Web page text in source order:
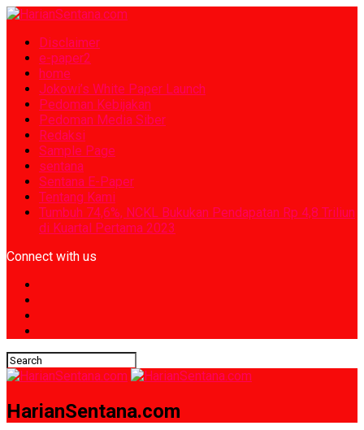
Disclaimer
e-paper2
home
Jokowi’s White Paper Launch
Pedoman Kebijakan
Pedoman Media Siber
Redaksi
Sample Page
sentana
Sentana E-Paper
Tentang Kami
Tumbuh 74,6%, NCKL Bukukan Pendapatan Rp 4,8 Triliun
di Kuartal Pertama 2023
Connect with us
HarianSentana.com